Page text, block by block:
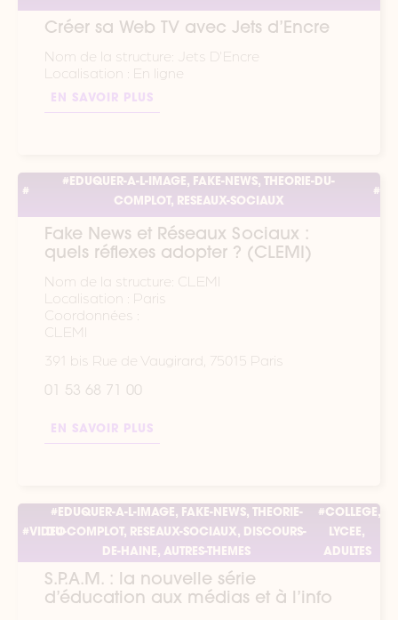
Créer sa Web TV avec Jets d’Encre
Nom de la structure: Jets D'Encre
Localisation : En ligne
EN SAVOIR PLUS
#
#EDUQUER-A-L-IMAGE, FAKE-NEWS, THEORIE-DU-
COMPLOT, RESEAUX-SOCIAUX
#
Fake News et Réseaux Sociaux :
quels réflexes adopter ? (CLEMI)
Nom de la structure: CLEMI
Localisation : Paris
Coordonnées :
CLEMI
391 bis Rue de Vaugirard, 75015 Paris
01 53 68 71 00
EN SAVOIR PLUS
#VIDEO
#EDUQUER-A-L-IMAGE, FAKE-NEWS, THEORIE-
DU-COMPLOT, RESEAUX-SOCIAUX, DISCOURS-
DE-HAINE, AUTRES-THEMES
#COLLEGE,
LYCEE,
ADULTES
S.P.A.M. : la nouvelle série
d’éducation aux médias et à l’info